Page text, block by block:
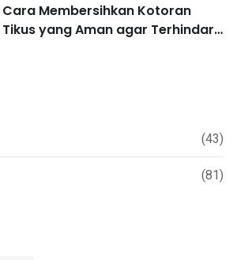
Cara Membersihkan Kotoran
Tikus yang Aman agar Terhindar
(43)
(81)